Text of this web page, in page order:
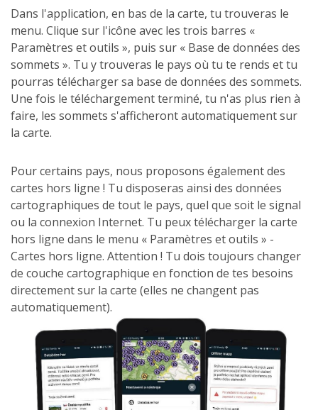
Dans l'application, en bas de la carte, tu trouveras le
menu. Clique sur l'icône avec les trois barres «
Paramètres et outils », puis sur « Base de données des
sommets ». Tu y trouveras le pays où tu te rends et tu
pourras télécharger sa base de données des sommets.
Une fois le téléchargement terminé, tu n'as plus rien à
faire, les sommets s'afficheront automatiquement sur
la carte.
Pour certains pays, nous proposons également des
cartes hors ligne ! Tu disposeras ainsi des données
cartographiques de tout le pays, quel que soit le signal
ou la connexion Internet. Tu peux télécharger la carte
hors ligne dans le menu « Paramètres et outils » -
Cartes hors ligne. Attention ! Tu dois toujours changer
de couche cartographique en fonction de tes besoins
directement sur la carte (elles ne changent pas
automatiquement).